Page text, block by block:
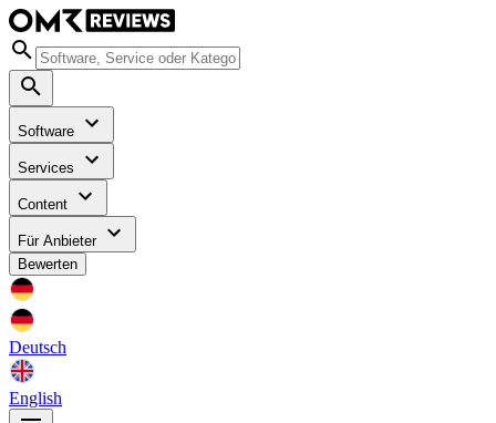
Software
Services
Content
Für Anbieter
Bewerten
Deutsch
English